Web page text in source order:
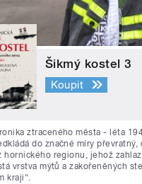
Šikmý kostel 3
Koupit
ztraceného města - léta
do značné míry převratný,
hornického regionu, jehož
vrstva mýtů a zakořeněných
kraji“.